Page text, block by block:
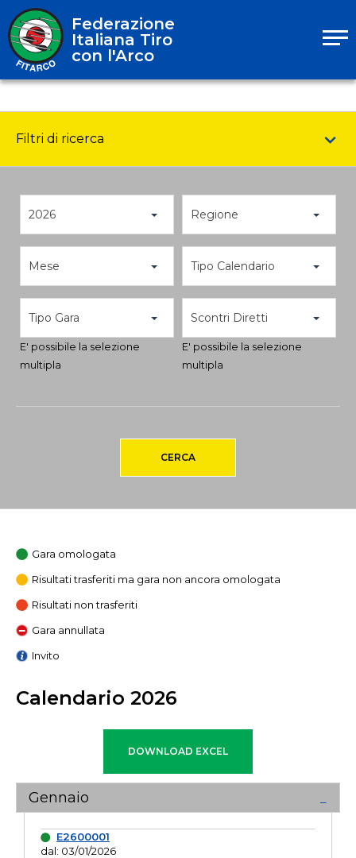
Federazione
Italiana Tiro
con l'Arco
Filtri di ricerca
2026 Regione
Mese Tipo Calendario
Tipo Gara
E' possibile la selezione
multipla
Scontri Diretti
E' possibile la selezione
multipla
CERCA
Gara omologata
Risultati trasferiti ma gara non ancora omologata
Risultati non trasferiti
Gara annullata
Invito
Calendario 2026
Gennaio
E2600001
dal: 03/01/2026